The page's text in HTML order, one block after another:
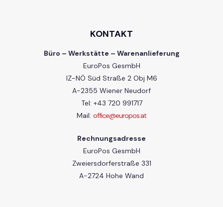
KONTAKT
Büro – Werkstätte – Warenanlieferung
EuroPos GesmbH
IZ-NÖ Süd Straße 2 Obj M6
A-2355 Wiener Neudorf
Tel: +43 720 991717
Mail: office@europos.at
Rechnungsadresse
EuroPos GesmbH
Zweiersdorferstraße 331
A-2724 Hohe Wand